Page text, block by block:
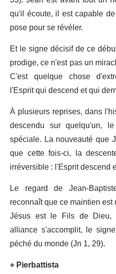
qu'il écoute, il est capable
pose pour se révéler.
Et le signe décisif de ce
prodige, ce n'est pas un
C'est quelque chose
l'Esprit qui descend et qui
À plusieurs reprises, dans
descendu sur quelqu'un,
spéciale. La nouveauté que
que cette fois-ci, la
irréversible : l'Esprit descend
Le regard de Jean-
reconnaît que ce maintien
Jésus est le Fils de
alliance s'accomplit, le
péché du monde (Jn 1, 29).
+ Pierbattista